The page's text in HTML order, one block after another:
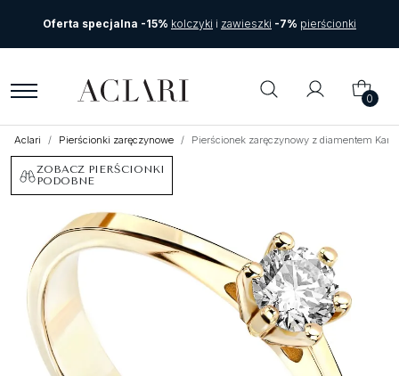
Oferta specjalna -15% kolczyki i zawieszki -7% pierścionki
0
Aclari Pierścionki zaręczynowe Pierścionek zaręczynowy z diamentem
ZOBACZ PIERŚCIONKI
PODOBNE